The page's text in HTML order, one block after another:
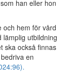
han eller hon
och hem för vård
utbildning
ska också finnas
en